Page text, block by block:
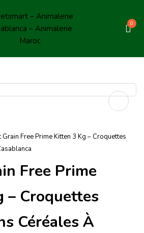
0
Grain Free Prime Kitten 3 Kg – Croquettes
Free Prime
– Croquettes
Céréales À